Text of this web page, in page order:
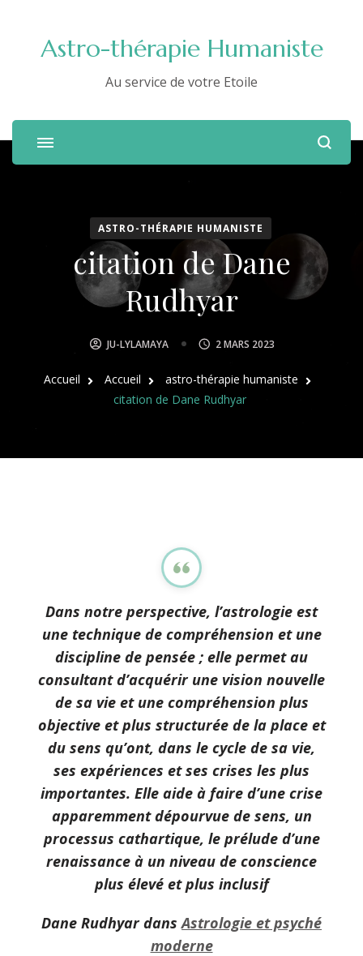
Astro-thérapie Humaniste
Au service de votre Etoile
ASTRO-THÉRAPIE HUMANISTE
citation de Dane
Rudhyar
JU-LYLAMAYA 2 MARS 2023
Accueil Accueil
astro-thérapie humaniste
citation de Dane Rudhyar
Dans notre perspective, l’astrologie est
une technique de compréhension et une
discipline de pensée ; elle permet au
consultant d’acquérir une vision nouvelle
de sa vie et une compréhension plus
objective et plus structurée de la place et
du sens qu’ont, dans le cycle de sa vie,
ses expériences et ses crises les plus
importantes. Elle aide à faire d’une crise
apparemment dépourvue de sens, un
processus cathartique, le prélude d’une
renaissance à un niveau de conscience
plus élevé et plus inclusif
Dane Rudhyar dansAstrologie et psyché
moderne